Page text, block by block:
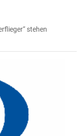
stehen